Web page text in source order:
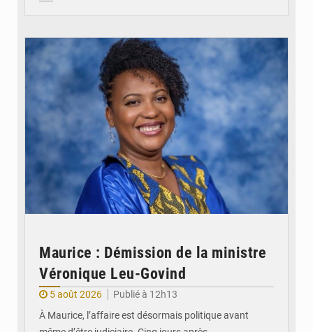
Maurice : Démission de la ministre
Véronique Leu-Govind
5 août 2026
Publié à 12h13
À Maurice, l’affaire est désormais politique avant